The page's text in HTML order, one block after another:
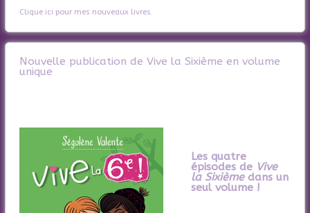
Clique ici pour mes nouveaux livres.
Nouvelle publication de Vive la Sixième en volume
unique
Les quatre
épisodes de Vive
la Sixièmedans un
seul volume !